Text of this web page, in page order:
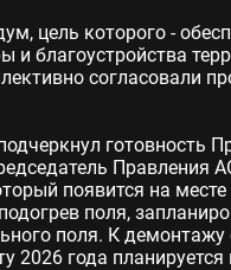
цель которого -
и благоустройства
согласовали
готовность
Правления
появится на
поля,
поля. К
2026 года